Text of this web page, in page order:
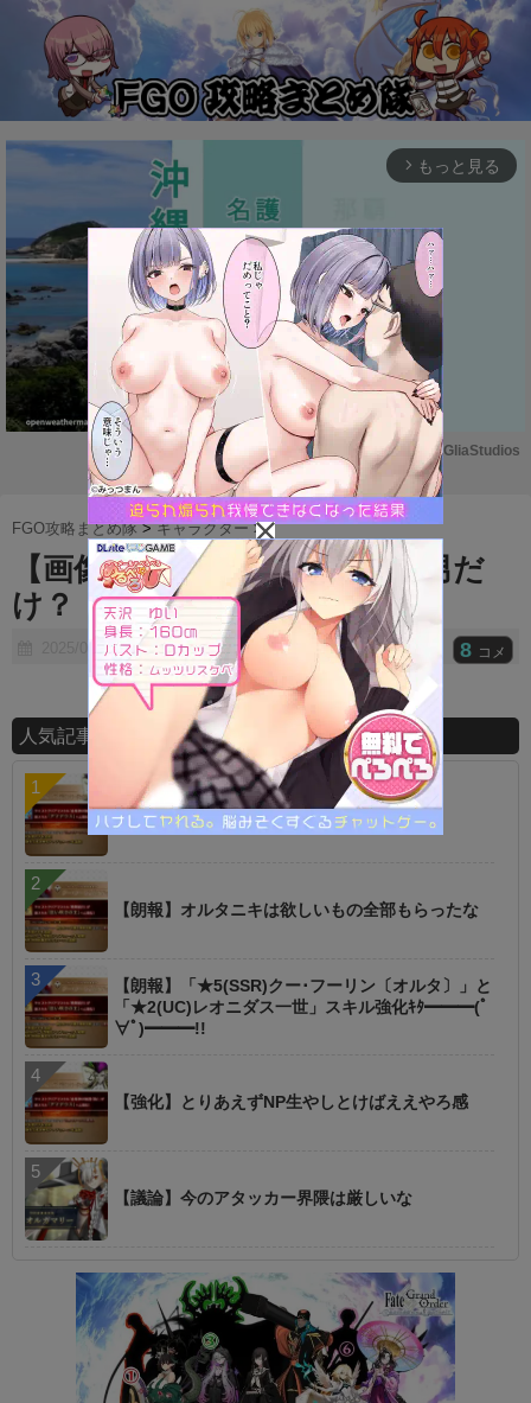
arrow_forward_ios もっと見る
M
u
t
e
Powered by GliaStudios
FGO攻略まとめ隊 >キャラクター >
【画像】もう残ってるのって男だ
け？
2025/05/08 8 コメ
人気記事ランキング
【議論】星１でこれは高レア超えた？
【朗報】オルタニキは欲しいもの全部もらったな
【朗報】「★5(SSR)クー･フーリン〔オルタ〕」と
「★2(UC)レオニダス一世」スキル強化ｷﾀ━━━(ﾟ
∀ﾟ)━━━!!
【強化】とりあえずNP生やしとけばええやろ感
【議論】今のアタッカー界隈は厳しいな